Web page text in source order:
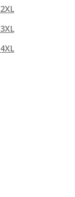
2XL
3XL
4XL